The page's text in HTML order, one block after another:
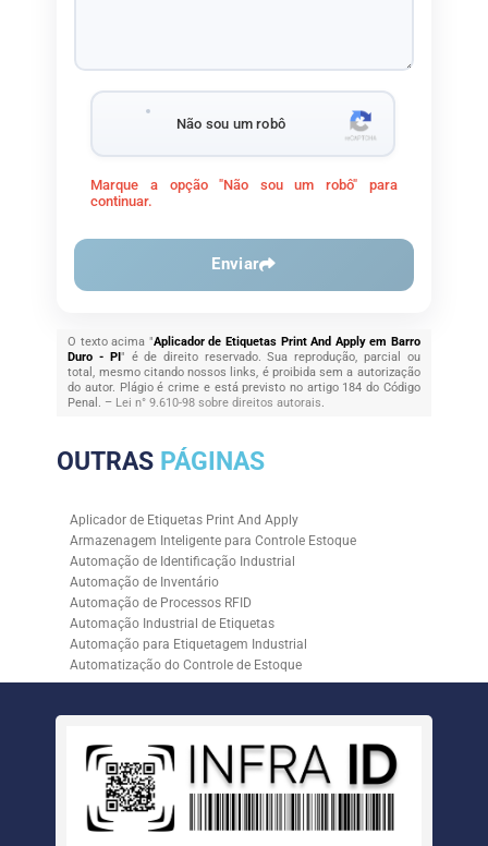
Não sou um robô
Marque a opção "Não sou um robô" para
continuar.
Enviar
O texto acima "Aplicador de Etiquetas Print And Apply em Barro
Duro - PI" é de direito reservado. Sua reprodução, parcial ou
total, mesmo citando nossos links, é proibida sem a autorização
do autor. Plágio é crime e está previsto no artigo 184 do Código
Penal. – Lei n° 9.610-98 sobre direitos autorais.
OUTRAS PÁGINAS
Aplicador de Etiquetas Print And Apply
Armazenagem Inteligente para Controle Estoque
Automação de Identificação Industrial
Automação de Inventário
Automação de Processos RFID
Automação Industrial de Etiquetas
Automação para Etiquetagem Industrial
Automatização do Controle de Estoque
Controle de Estoque com RFID
Empresa de Automação para Processos Logísticos
Empresa de Rastreabilidade Industrial
Empresa de Soluções para Etiquetagem
Empresa Especializada em Inventário de Estoque
Etiqueta RFID para Controle de Estoque